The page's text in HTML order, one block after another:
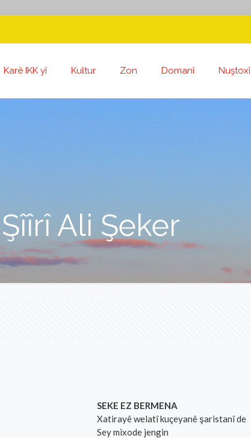
Karê IKK yî Kultur Zon Domanî Nuştoxî
Şîîrî Ali Şeker
SEKE EZ BERMENA
Xatirayê welatî kuçeyanê şaristanî de
Sey mixode jengin